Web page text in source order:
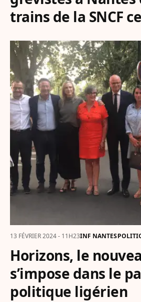
trains de la SNCF
13 FÉVRIER 2024 - 11H23INF NANTES
Horizons, le
s’impose dans le
politique ligérien